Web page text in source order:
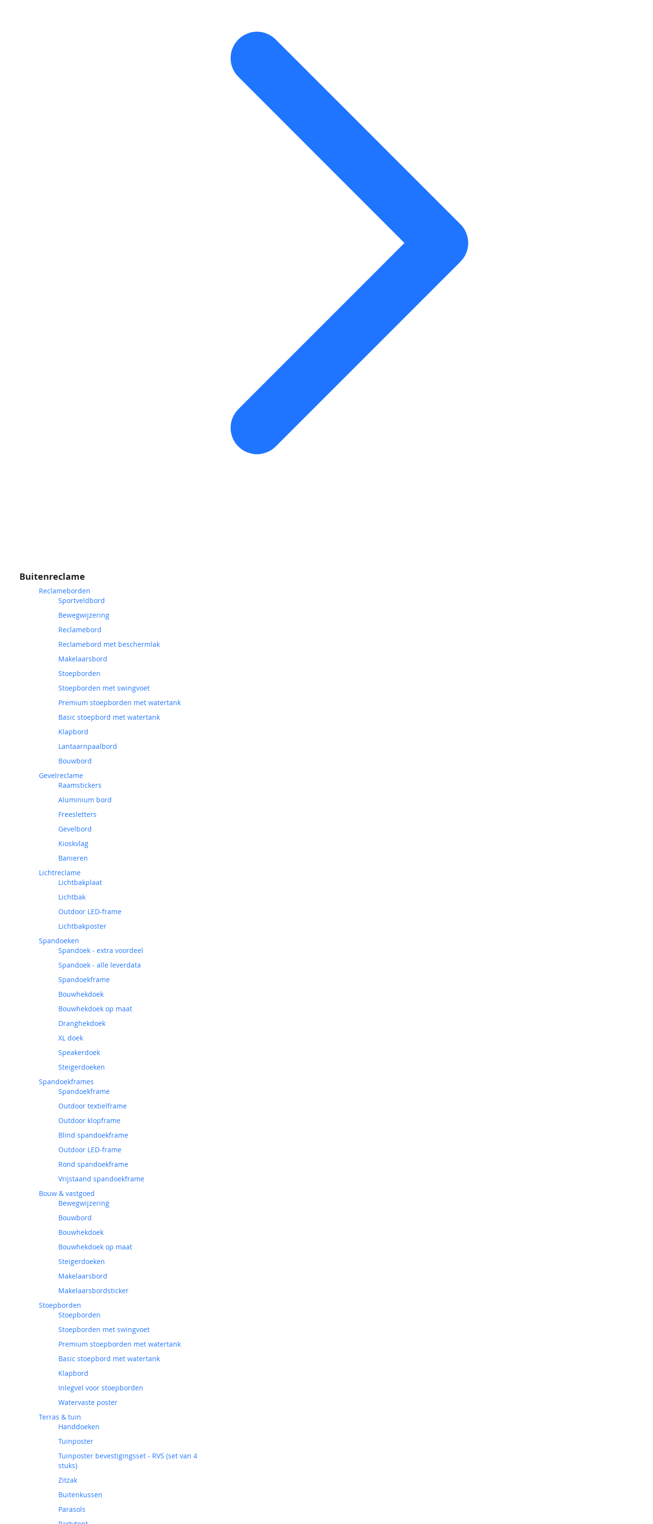
Buitenreclame
Reclameborden
Sportveldbord
Bewegwijzering
Reclamebord
Reclamebord met beschermlak
Makelaarsbord
Stoepborden
Stoepborden met swingvoet
Premium stoepborden met watertank
Basic stoepbord met watertank
Klapbord
Lantaarnpaalbord
Bouwbord
Gevelreclame
Raamstickers
Aluminium bord
Freesletters
Gevelbord
Kioskvlag
Banieren
Lichtreclame
Lichtbakplaat
Lichtbak
Outdoor LED-frame
Lichtbakposter
Spandoeken
Spandoek - extra voordeel
Spandoek - alle leverdata
Spandoekframe
Bouwhekdoek
Bouwhekdoek op maat
Dranghekdoek
XL doek
Speakerdoek
Steigerdoeken
Spandoekframes
Spandoekframe
Outdoor textielframe
Outdoor klopframe
Blind spandoekframe
Outdoor LED-frame
Rond spandoekframe
Vrijstaand spandoekframe
Bouw & vastgoed
Bewegwijzering
Bouwbord
Bouwhekdoek
Bouwhekdoek op maat
Steigerdoeken
Makelaarsbord
Makelaarsbordsticker
Stoepborden
Stoepborden
Stoepborden met swingvoet
Premium stoepborden met watertank
Basic stoepbord met watertank
Klapbord
Inlegvel voor stoepborden
Watervaste poster
Terras & tuin
Handdoeken
Tuinposter
Tuinposter bevestigingsset - RVS (set van 4
stuks)
Zitzak
Buitenkussen
Parasols